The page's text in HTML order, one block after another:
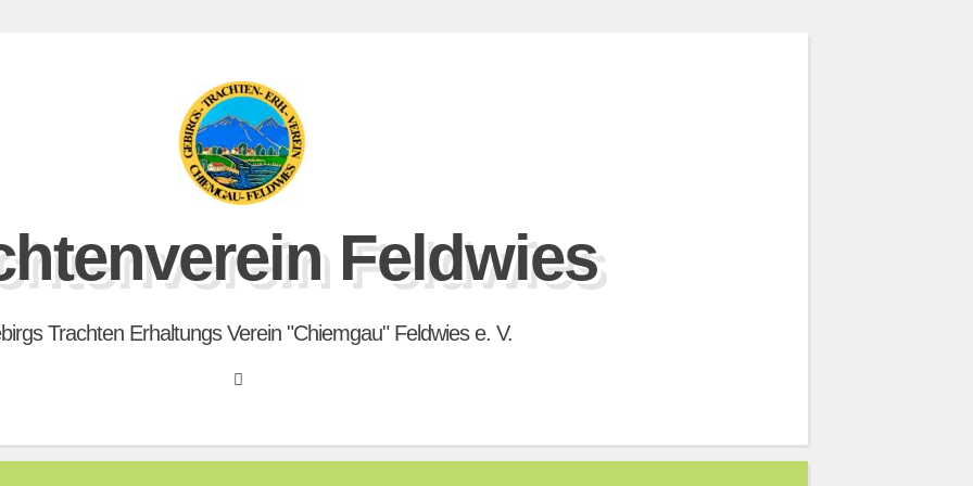
Feldwies
Trachten Erhaltungs Verein "Chiemgau" Feldwies e. V.
Search